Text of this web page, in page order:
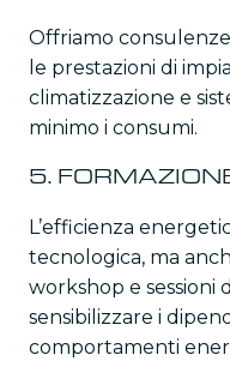
Offriamo
le prestazioni di
climatizzazione e
minimo i consumi.
5.
L’efficienza
tecnologica, ma
workshop e sessioni
sensibilizzare i
comportamenti